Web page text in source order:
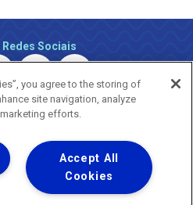
Sociais
® 2026 - Todos os Direitos Reservados.
movimenta a vida
you agree to the storing of
site navigation, analyze
efforts.
Accept All
Cookies